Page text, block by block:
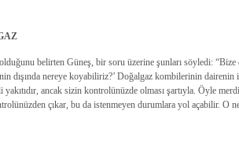
belirten Güneş, bir soru üzerine şunları söyledi:
dışında nereye koyabiliriz?’ Doğalgaz kombilerinin dairenin
ancak sizin kontrolünüzde olması şartıyla. Öyle
çıkar, bu da istenmeyen durumlara yol açabilir. O